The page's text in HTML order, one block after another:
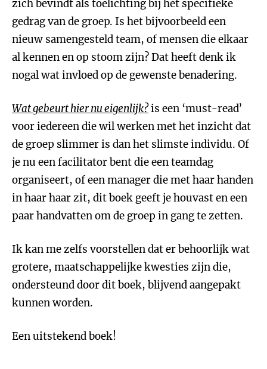
zich bevindt als toelichting bij het specifieke
gedrag van de groep. Is het bijvoorbeeld een
nieuw samengesteld team, of mensen die elkaar
al kennen en op stoom zijn? Dat heeft denk ik
nogal wat invloed op de gewenste benadering.
Wat gebeurt hier nu eigenlijk?is een ‘must-read’
voor iedereen die wil werken met het inzicht dat
de groep slimmer is dan het slimste individu. Of
je nu een facilitator bent die een teamdag
organiseert, of een manager die met haar handen
in haar haar zit, dit boek geeft je houvast en een
paar handvatten om de groep in gang te zetten.
Ik kan me zelfs voorstellen dat er behoorlijk wat
grotere, maatschappelijke kwesties zijn die,
ondersteund door dit boek, blijvend aangepakt
kunnen worden.
Een uitstekend boek!